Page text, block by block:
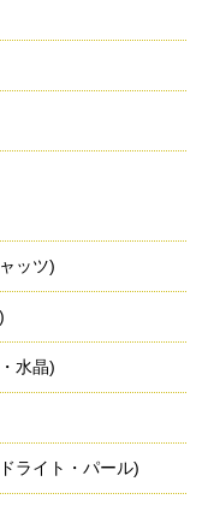
ッツ)
水晶)
ライト・パール)